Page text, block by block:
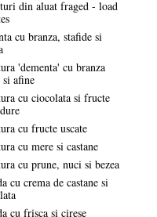
din aluat fraged - load
cu branza, stafide si
'dementa' cu branza
afine
cu ciocolata si fructe
cu fructe uscate
cu mere si castane
cu prune, nuci si bezea
cu crema de castane si
cu frisca si cirese